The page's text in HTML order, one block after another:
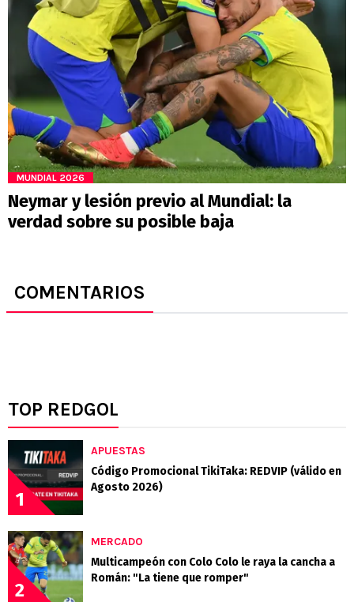
MUNDIAL 2026
Neymar y lesión previo al Mundial: la
verdad sobre su posible baja
COMENTARIOS
TOP REDGOL
1
APUESTAS
Código Promocional TikiTaka: REDVIP (válido en
Agosto 2026)
2
MERCADO
Multicampeón con Colo Colo le raya la cancha a
Román: "La tiene que romper"